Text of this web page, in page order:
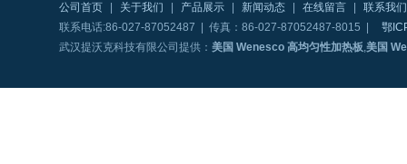
公司首页 关于我们 产品展示 新闻动态 在线留言
联系我们
联系电话:86-027-87052487 | 传真：86-027-87052487-8015 |
鄂
武汉提沃克科技有限公司提供： 美国 Wenesco 高均匀性加热板,美国